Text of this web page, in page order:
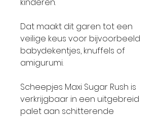
Dat maakt dit garen tot een
veilige keus voor bijvoorbeeld
babydekentjes, knuffels of
amigurumi.
Scheepjes Maxi Sugar Rush is
verkrijgbaar in een uitgebreid
palet aan schitterende